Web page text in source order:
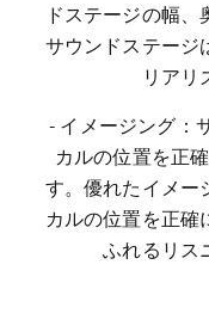
ドステージの幅
サウンドステージ
リアリ
- イメージング：
カルの位置を正
す。優れたイメー
カルの位置を正確
ふれるリス